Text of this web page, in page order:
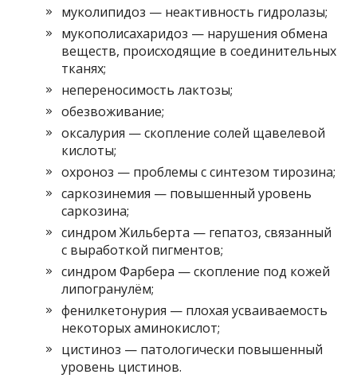
муколипидоз — неактивность гидролазы;
мукополисахаридоз — нарушения обмена
веществ, происходящие в соединительных
тканях;
непереносимость лактозы;
обезвоживание;
оксалурия — скопление солей щавелевой
кислоты;
охроноз — проблемы с синтезом тирозина;
саркозинемия — повышенный уровень
саркозина;
синдром Жильберта — гепатоз, связанный
с выработкой пигментов;
синдром Фарбера — скопление под кожей
липогранулём;
фенилкетонурия — плохая усваиваемость
некоторых аминокислот;
цистиноз — патологически повышенный
уровень цистинов.